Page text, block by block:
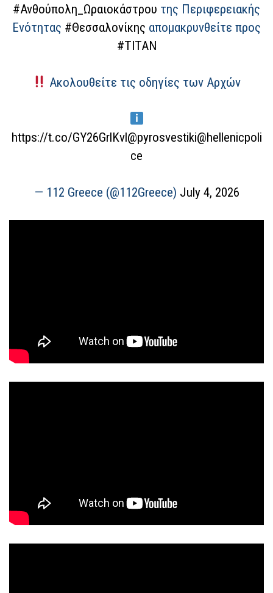
#Ανθούπολη_Ωραιοκάστρου της Περιφερειακής
Ενότητας #Θεσσαλονίκης απομακρυνθείτε προς
#ΤΙΤΑΝ
Ακολουθείτε τις οδηγίες των Αρχών
https://t.co/GY26GrlKvl@pyrosvestiki@hellenicpoli
ce
— 112 Greece (@112Greece) July 4, 2026